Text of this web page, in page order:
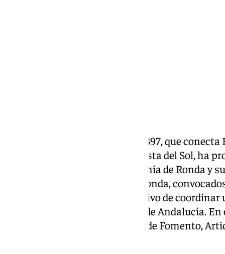
El cierre total de la carretera A-397, que conecta
Alcántara, la Serranía con la Costa del Sol, ha
veintena de alcaldes de la Serranía de Ronda y
mantuvieron una reunión en Ronda,
Paz Fernández (PP), con el objetivo de
soluciones urgentes a la Junta de Andalucía.
presente la delegada territorial de Fomento,